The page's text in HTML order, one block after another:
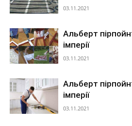
03.11.2021
Альберт
імперії
03.11.2021
Альберт
імперії
03.11.2021